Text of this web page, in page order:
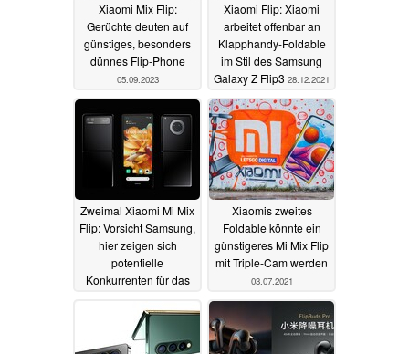
Xiaomi Mix Flip:
Gerüchte deuten auf
günstiges, besonders
dünnes Flip-Phone
05.09.2023
Xiaomi Flip: Xiaomi
arbeitet offenbar an
Klapphandy-Foldable
im Stil des Samsung
Galaxy Z Flip3 28.12.2021
Zweimal Xiaomi Mi Mix
Flip: Vorsicht Samsung,
hier zeigen sich
potentielle
Konkurrenten für das
Xiaomis zweites
Foldable könnte ein
günstigeres Mi Mix Flip
mit Triple-Cam werden
03.07.2021